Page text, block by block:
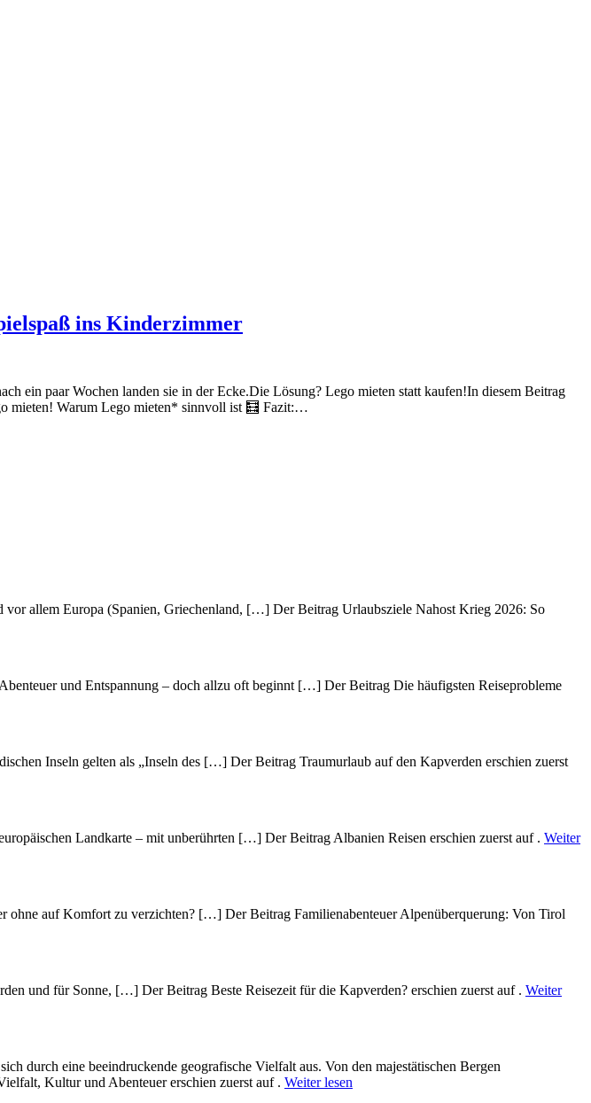
ins Kinderzimmer
ein paar Wochen landen sie in der Ecke.Die Lösung? Lego mieten statt kaufen!In diesem Beitrag
mieten! Warum Lego mieten* sinnvoll ist 🧮 Fazit:…
allem Europa (Spanien, Griechenland, […] Der Beitrag Urlaubsziele Nahost Krieg 2026: So
und Entspannung – doch allzu oft beginnt […] Der Beitrag Die häufigsten Reiseprobleme
Inseln gelten als „Inseln des […] Der Beitrag Traumurlaub auf den Kapverden erschien zuerst
Landkarte – mit unberührten […] Der Beitrag Albanien Reisen erschien zuerst auf . Weiter
ohne auf Komfort zu verzichten? […] Der Beitrag Familienabenteuer Alpenüberquerung: Von Tirol
und für Sonne, […] Der Beitrag Beste Reisezeit für die Kapverden? erschien zuerst auf . Weiter
d‬urch e‬ine beeindruckende geografische Vielfalt aus. V‬on d‬en majestätischen Bergen
Kultur und Abenteuer erschien zuerst auf . Weiter lesen